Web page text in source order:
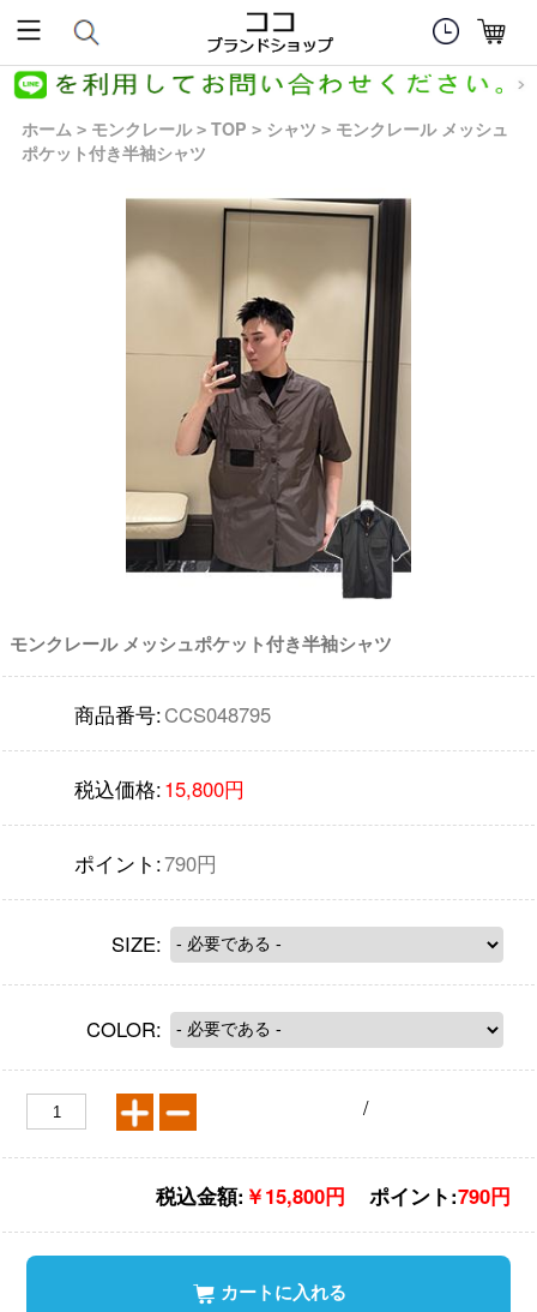
ホーム > モンクレール > TOP > シャツ >モンクレール メッシュ
ポケット付き半袖シャツ
モンクレール メッシュポケット付き半袖シャツ
商品番号:CCS048795
税込価格:15,800円
ポイント:790円
SIZE:
COLOR:
/
税込金額: ￥15,800円 ポイント:790円
カートに入れる